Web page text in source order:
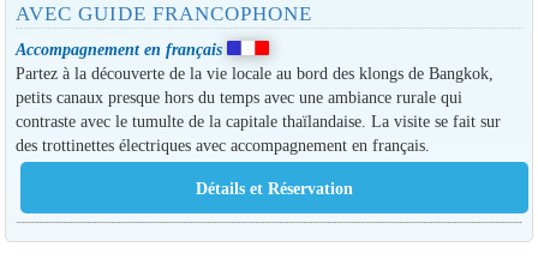
AVEC GUIDE FRANCOPHONE
Accompagnement en français
Partez à la découverte de la vie locale au bord des klongs de Bangkok,
petits canaux presque hors du temps avec une ambiance rurale qui
contraste avec le tumulte de la capitale thaïlandaise. La visite se fait sur
des trottinettes électriques avec accompagnement en français.